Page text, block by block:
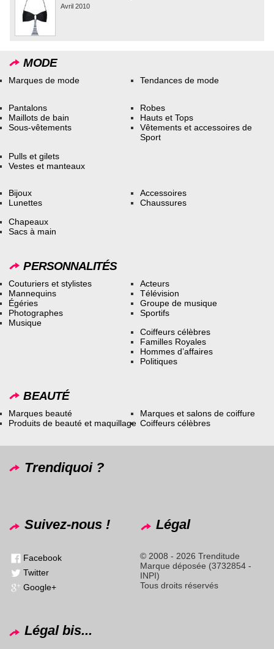
Avril 2010
MODE
Marques de mode Tendances de mode
Pantalons
Maillots de bain
Sous-vêtements
Robes
Hauts et Tops
Vêtements et accessoires de
Sport
Pulls et gilets
Vestes et manteaux
Bijoux
Lunettes
Accessoires
Chaussures
Chapeaux
Sacs à main
PERSONNALITÉS
Couturiers et stylistes
Mannequins
Égéries
Photographes
Musique
Acteurs
Télévision
Groupe de musique
Sportifs
Coiffeurs célèbres
Familles Royales
Hommes d’affaires
Politiques
BEAUTÉ
Marques beauté
Produits de beauté et maquillage
Marques et salons de coiffure
Coiffeurs célèbres
Trendiquoi ?
Suivez-nous !
Facebook
Twitter
Google+
Légal
© 2008 - 2026 Trenditude
Marque déposée (3732854 -
INPI)
Tous droits réservés
Légal bis...